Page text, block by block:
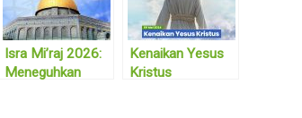
Isra Mi’raj 2026:
Meneguhkan
Kenaikan Yesus
Kristus